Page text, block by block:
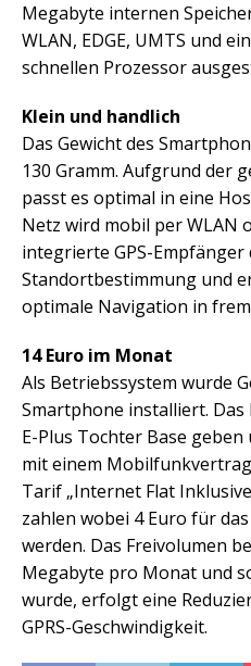
Megabyte internen
WLAN, EDGE, UMTS und
schnellen Prozessor
Klein und handlich
Das Gewicht des
130 Gramm. Aufgrund der
passt es optimal in eine
Netz wird mobil per WLAN
integrierte GPS-
Standortbestimmung und
optimale Navigation in
14 Euro im Monat
Als Betriebssystem wurde
Smartphone installiert.
E-Plus Tochter Base
mit einem
Tarif „Internet Flat
zahlen wobei 4 Euro für
werden. Das Freivolumen
Megabyte pro Monat und
wurde, erfolgt eine
GPRS-Geschwindigkeit.